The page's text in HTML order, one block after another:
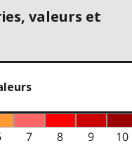
valeurs et
7 8 9
10